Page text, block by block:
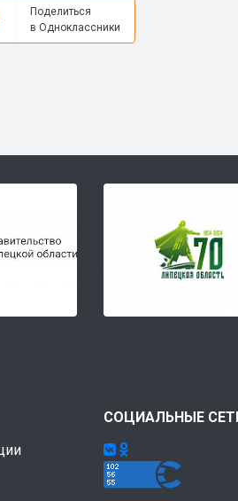
Поделиться
в Одноклассники
СОЦИАЛЬНЫЕ